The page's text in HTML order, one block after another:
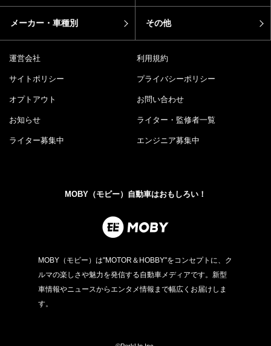
メーカー・車種別 その他
運営会社 利用規約
サイトポリシー プライバシーポリシー
オプトアウト お問い合わせ
お知らせ ライター・監修者一覧
ライター募集中 エンジニア募集中
MOBY（モビー）自動車はおもしろい！
MOBY（モビー）は"MOTOR＆HOBBY"をコンセプトに、ク
ルマの楽しさや魅力を発信する自動車メディアです。新型
車情報やニュースからエンタメ情報まで幅広くお届けしま
す。